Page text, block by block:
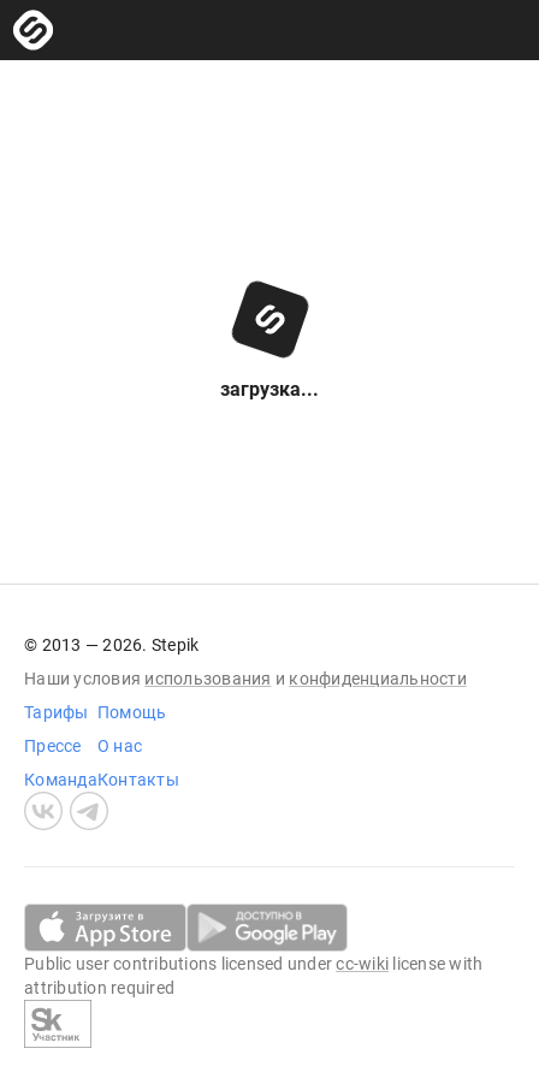
загрузка...
© 2013 — 2026. Stepik
Наши условия использования и конфиденциальности
Тарифы
Прессе
Команда
Помощь
О нас
Контакты
Public user contributions licensed undercc-wiki license with
attribution required